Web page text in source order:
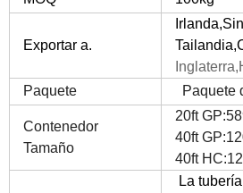
Exportar a.
Tailandia,
Paquete
Paquete
Contenedor
Tamaño
20ft
40ft
40ft
La